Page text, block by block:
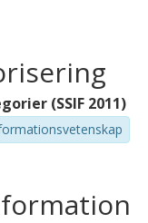
(SSIF 2011)